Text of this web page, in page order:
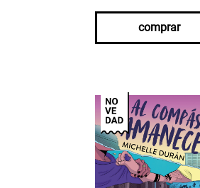
comprar